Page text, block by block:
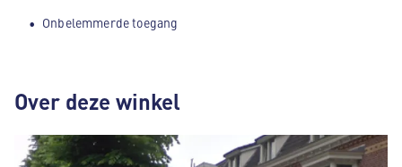
Onbelemmerde toegang
Over deze winkel